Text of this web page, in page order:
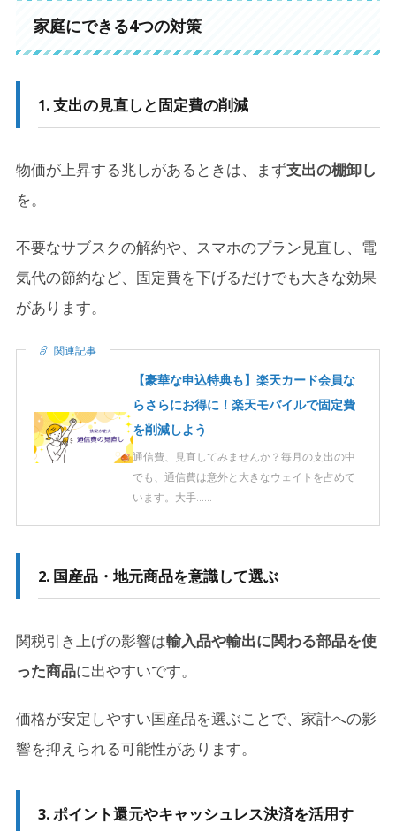
家庭にできる4つの対策
1. 支出の見直しと固定費の削減
物価が上昇する兆しがあるときは、まず支出の棚卸し
を。
不要なサブスクの解約や、スマホのプラン見直し、電
気代の節約など、固定費を下げるだけでも大きな効果
があります。
関連記事
【豪華な申込特典も】楽天カード会員な
らさらにお得に！楽天モバイルで固定費
を削減しよう
通信費、見直してみませんか？毎月の支出の中
でも、通信費は意外と大きなウェイトを占めて
います。大手……
2. 国産品・地元商品を意識して選ぶ
関税引き上げの影響は輸入品や輸出に関わる部品を使
った商品に出やすいです。
価格が安定しやすい国産品を選ぶことで、家計への影
響を抑えられる可能性があります。
3. ポイント還元やキャッシュレス決済を活用す